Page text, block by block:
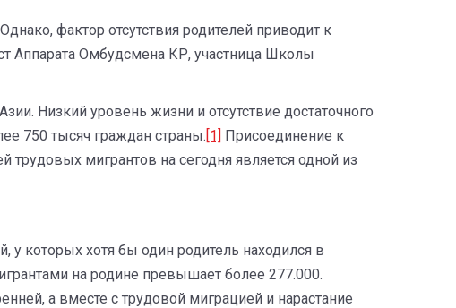
фактор отсутствия родителей приводит к
Аппарата Омбудсмена КР, участница Школы
Низкий уровень жизни и отсутствие достаточного
750 тысяч граждан страны.[1] Присоединение к
мигрантов на сегодня является одной из
у которых хотя бы один родитель находился в
на родине превышает более 277.000.
а вместе с трудовой миграцией и нарастание